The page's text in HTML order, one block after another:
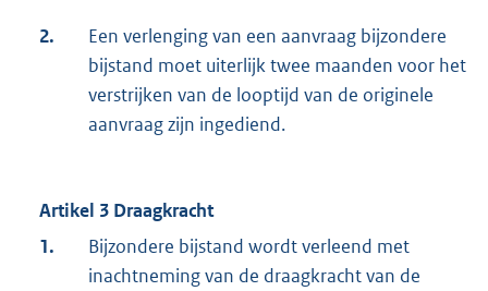
2.
Een verlenging van een aanvraag bijzondere
bijstand moet uiterlijk twee maanden voor het
verstrijken van de looptijd van de originele
aanvraag zijn ingediend.
Artikel 3 Draagkracht
1.
Bijzondere bijstand wordt verleend met
inachtneming van de draagkracht van de